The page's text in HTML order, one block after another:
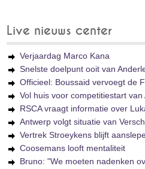
Live nieuws center
Verjaardag Marco Kana
Snelste doelpunt ooit van
Officieel: Boussaid vervoegt de
Vol huis voor competitiestart van
RSCA vraagt informatie over
Antwerp volgt situatie van
Vertrek Stroeykens blijft
Coosemans looft mentaliteit
Bruno: "We moeten nadenken